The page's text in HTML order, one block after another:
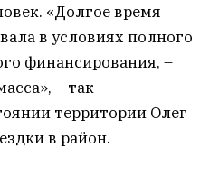
«Долгое время
в условиях полного
финансирования, –
– так
территории Олег
в район.